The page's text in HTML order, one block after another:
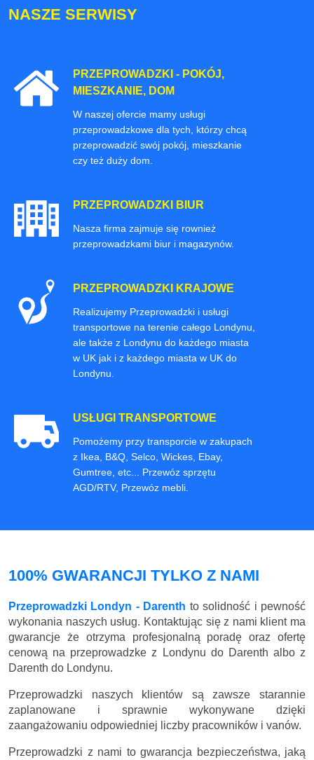
NASZE SERWISY
PRZEPROWADZKI - POKÓJ,
MIESZKANIE, DOM
W naszej ofercie mamy usługi
przeprowadzkowe dla tych, którzy chcą
przeprowadzić swój pokój, mieszkanie
czy też duży dom.
PRZEPROWADZKI BIUR
Nasza firma zajmuje się rownież
przeprowadzkami biur i magazynów.
PRZEPROWADZKI KRAJOWE
Realizujemy Przeprowadzki i usługi
transportowe na terenie całego Londynu,
ale także z Londynu do każdego miasta
w UK jak i z każdego miasta w UK do
Londynu.
USŁUGI TRANSPORTOWE
Pomożemy przy transporcie w zakupach
z Ikea, B&Q, Selco, Wickes, Ebay,
Gumtree, etc... Przewóz sprzętu
AGD/RTV, Przewóz mebli.
100% GWARANCJI TYLKO Z NAMI
Przeprowadzki Londyn - Darenth to solidność i pewność
wykonania naszych usług. Kontaktując się z nami klient ma
gwarancje że otrzyma profesjonalną poradę oraz ofertę
cenową na przeprowadzke z Londynu do Darenth albo z
Darenth do Londynu.
Przeprowadzki naszych klientów są zawsze starannie
zaplanowane i sprawnie wykonywane dzięki
zaangażowaniu odpowiedniej liczby pracowników i vanów.
Przeprowadzki z nami to gwarancja bezpieczeństwa, jaką